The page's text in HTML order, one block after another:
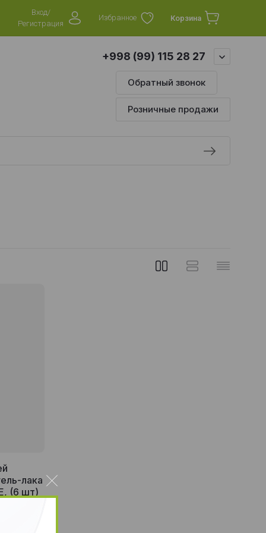
Вход/
Регистрация
Избранное Корзина
+998 (99) 115 28 27
Обратный звонок
Розничные продажи
лака
(6 шт)